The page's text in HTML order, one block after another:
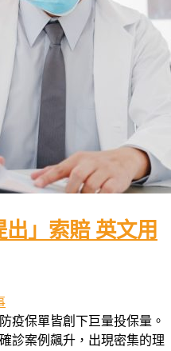
」索賠 英文用
疫保單皆創下巨量投保量。
診案例飆升，出現密集的理